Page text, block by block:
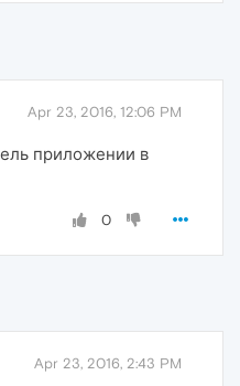
Apr 23, 2016, 12:06 PM
приложении в
0
Apr 23, 2016, 2:43 PM